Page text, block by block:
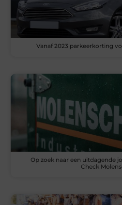
Vanaf 2023 parkeerkorting
Op zoek naar een uitdagende
Check